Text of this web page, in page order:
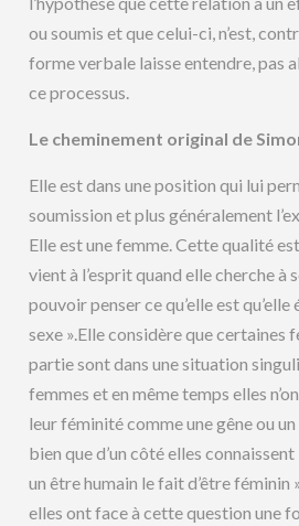
ou soumis et que celui-ci, n’est,
forme verbale laisse entendre, pas
ce processus.
Le cheminement original de
Elle est dans une position qui lui
soumission et plus généralement
Elle est une femme. Cette qualité
vient à l’esprit quand elle cherche à
pouvoir penser ce qu’elle est
sexe ».Elle considère que certaines
partie sont dans une situation
femmes et en même temps elles
leur féminité comme une gêne ou
bien que d’un côté elles
un être humain le fait d’être féminin
elles ont face à cette question une